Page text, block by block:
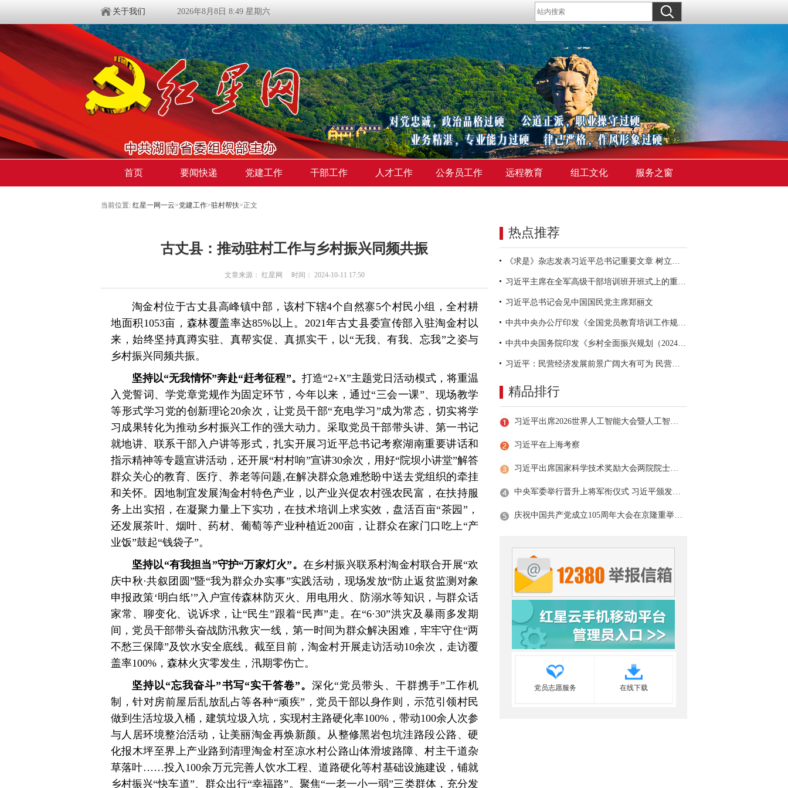
关于我们 2026年8月8日 8:49 星期六
首页 要闻快递 党建工作 干部工作 人才工作 公务员工作 远程教育 组工文化 服务之窗
当前位置: 红星一网一云>党建工作>驻村帮扶>正文
古丈县：推动驻村工作与乡村振兴同频共振
文章来源： 红星网 时间： 2024-10-11 17:50
淘金村位于古丈县高峰镇中部，该村下辖4个自然寨5个村民小组，全村耕
地面积1053亩，森林覆盖率达85%以上。2021年古丈县委宣传部入驻淘金村以
来，始终坚持真蹲实驻、真帮实促、真抓实干，以“无我、有我、忘我”之姿与
乡村振兴同频共振。
坚持以“无我情怀”奔赴“赶考征程”。 打造“2+X”主题党日活动模式，将重温
入党誓词、学党章党规作为固定环节，今年以来，通过“三会一课”、现场教学
等形式学习党的创新理论20余次，让党员干部“充电学习”成为常态，切实将学
习成果转化为推动乡村振兴工作的强大动力。采取党员干部带头讲、第一书记
就地讲、联系干部入户讲等形式，扎实开展习近平总书记考察湖南重要讲话和
指示精神等专题宣讲活动，还开展“村村响”宣讲30余次，用好“院坝小讲堂”解答
群众关心的教育、医疗、养老等问题,在解决群众急难愁盼中送去党组织的牵挂
和关怀。因地制宜发展淘金村特色产业，以产业兴促农村强农民富，在扶持服
务上出实招，在凝聚力量上下实功，在技术培训上求实效，盘活百亩“茶园”，
还发展茶叶、烟叶、药材、葡萄等产业种植近200亩，让群众在家门口吃上“产
业饭”鼓起“钱袋子”。
坚持以“有我担当”守护“万家灯火”。 在乡村振兴联系村淘金村联合开展“欢
庆中秋·共叙团圆”暨“我为群众办实事”实践活动，现场发放“防止返贫监测对象
申报政策‘明白纸’”入户宣传森林防灭火、用电用火、防溺水等知识，与群众话
家常、聊变化、说诉求，让“民生”跟着“民声”走。在“6·30”洪灾及暴雨多发期
间，党员干部带头奋战防汛救灾一线，第一时间为群众解决困难，牢牢守住“两
不愁三保障”及饮水安全底线。截至目前，淘金村开展走访活动10余次，走访覆
盖率100%，森林火灾零发生，汛期零伤亡。
坚持以“忘我奋斗”书写“实干答卷”。深化“党员带头、干群携手”工作机
制，针对房前屋后乱放乱占等各种“顽疾”，党员干部以身作则，示范引领村民
做到生活垃圾入桶，建筑垃圾入坑，实现村主路硬化率100%，带动100余人次参
与人居环境整治活动，让美丽淘金再焕新颜。从整修黑岩包坑洼路段公路、硬
化报木坪至界上产业路到清理淘金村至凉水村公路山体滑坡路障、村主干道杂
草落叶……投入100余万元完善人饮水工程、道路硬化等村基础设施建设，铺就
乡村振兴“快车道”、群众出行“幸福路”。聚焦“一老一小一弱”三类群体，充分发
热点推荐
《求是》杂志发表习近平总书记重要文章 树立和践行正确政绩观
习近平主席在全军高级干部培训班开班式上的重要讲话引领全军开展思想整风、深化政治整训
习近平总书记会见中国国民党主席郑丽文
中共中央办公厅印发《全国党员教育培训工作规划（2024－2028年）》
中共中央国务院印发《乡村全面振兴规划（2024—2027年）》
习近平：民营经济发展前景广阔大有可为 民营企业和民营企业家大显身手正当其时
精品排行
习近平出席2026世界人工智能大会暨人工智能全球治理高级别会议开幕式并发表主旨讲话
习近平在上海考察
习近平出席国家科学技术奖励大会两院院士大会中国科协第十一次全国代表大会并发表重要讲话
中央军委举行晋升上将军衔仪式 习近平颁发命令状并向晋衔的军官表示祝贺
庆祝中国共产党成立105周年大会在京隆重举行 习近平发表重要讲话
党员志愿服务 在线下载